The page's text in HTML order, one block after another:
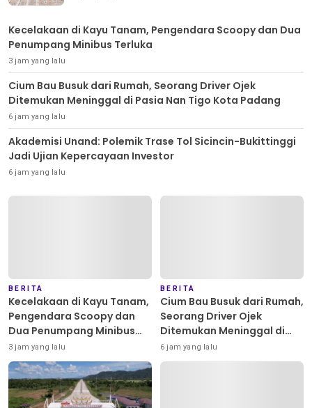
Kecelakaan di Kayu Tanam, Pengendara Scoopy dan Dua
Penumpang Minibus Terluka
3 jam yang lalu
Cium Bau Busuk dari Rumah, Seorang Driver Ojek
Ditemukan Meninggal di Pasia Nan Tigo Kota Padang
6 jam yang lalu
Akademisi Unand: Polemik Trase Tol Sicincin-Bukittinggi
Jadi Ujian Kepercayaan Investor
6 jam yang lalu
BERITA
Kecelakaan di Kayu Tanam,
Pengendara Scoopy dan
Dua Penumpang Minibus
Terluka
3 jam yang lalu
BERITA
Cium Bau Busuk dari Rumah,
Seorang Driver Ojek
Ditemukan Meninggal di
Pasia Nan Tigo Kota
Padang
6 jam yang lalu